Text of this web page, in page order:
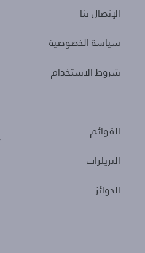
Policies
الإتصال بنا
سياسة الخصوصية
شروط الاستخدام
Other
القوائم
التريلرات
الجوائز